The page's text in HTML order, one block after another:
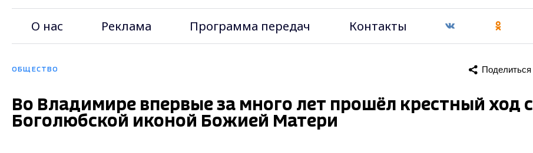
О нас Реклама Программа передач Контакты
ОБЩЕСТВО Поделиться
Во Владимире впервые за много лет прошёл крестный ход с
Боголюбской иконой Божией Матери